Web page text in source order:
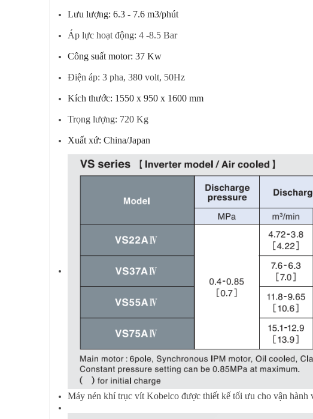
Lưu lượng: 6.3 - 7.6 m3/phút
Áp lực hoạt động: 4 -8.5 Bar
Công suất motor: 37 Kw
Điện áp: 3 pha, 380 volt, 50Hz
Kích thước: 1550 x 950 x 1600 mm
Trọng lượng: 720 Kg
Xuất xứ: China/Japan
Máy nén khí trục vít Kobelco được thiết kế tối ưu cho vận hành